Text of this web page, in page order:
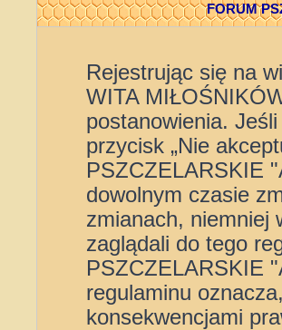
FORUM
Rejestrując się na
WITA
postanowienia.
przycisk „Nie
PSZCZELARSKIE
dowolnym czasie
zmianach, niemniej
zaglądali do tego
PSZCZELARSKIE
regulaminu
konsekwencjami